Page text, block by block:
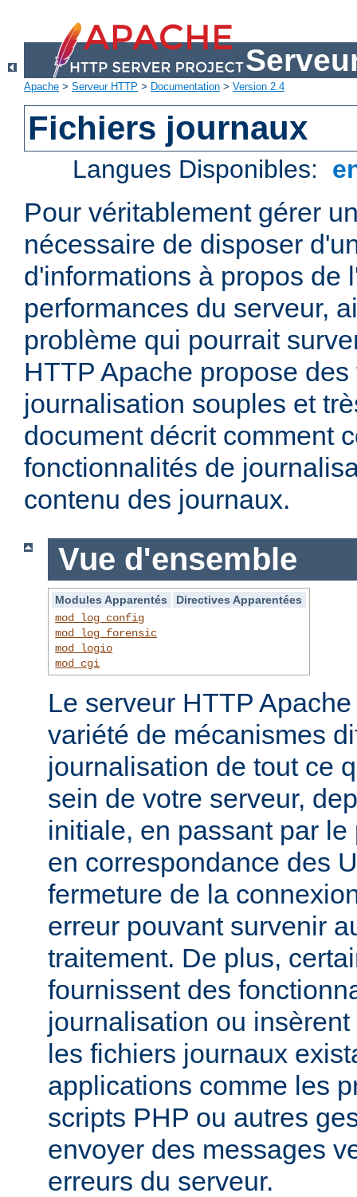
Apache > Serveur HTTP > Documentation > Version 2.4
Fichiers journaux
Langues Disponibles:
Pour véritablement gérer
nécessaire de disposer
d'informations à propos de
performances du serveur,
problème qui pourrait
HTTP Apache propose
journalisation souples et
document décrit comment
fonctionnalités de
contenu des journaux.
Vue d'ensemble
Modules Apparentés
Directives Apparentées
mod_log_config
mod_log_forensic
mod_logio
mod_cgi
Le serveur HTTP
variété de mécanismes
journalisation de tout ce
sein de votre serveur,
initiale, en passant par
en correspondance des
fermeture de la
erreur pouvant survenir
traitement. De plus,
fournissent des
journalisation ou
les fichiers journaux
applications comme les
scripts PHP ou autres
envoyer des messages
erreurs du serveur.